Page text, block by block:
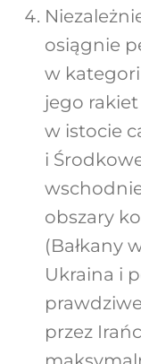
osiągnie
w
jego
w istocie
i
obszary
(Bałkany
Ukraina i
przez